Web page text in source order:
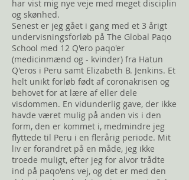
har vist mig nye veje med meget disciplin
og skønhed.
Senest er jeg gået i gang med et 3 årigt
undervisningsforløb på The Global Paqo
School med 12 Q'ero paqo'er
(medicinmænd og - kvinder) fra Hatun
Q'eros i Peru samt Elizabeth B. Jenkins. Et
helt unikt forløb født af coronakrisen og
behovet for at lære af eller dele
visdommen. En vidunderlig gave, der ikke
havde været mulig på anden vis i den
form, den er kommet i, medmindre jeg
flyttede til Peru i en flerårig periode. Mit
liv er forandret på en måde, jeg ikke
troede muligt, efter jeg for alvor trådte
ind på paqo'ens vej, og det er med den